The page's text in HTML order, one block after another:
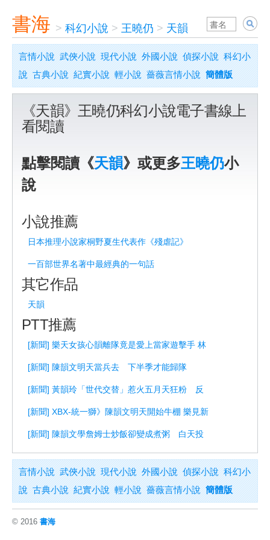
書海 > 科幻小說 > 王曉仍 > 天韻
言情小說 武俠小說 現代小說 外國小說 偵探小說 科幻小
說 古典小說 紀實小說 輕小說 薔薇言情小說 簡體版
《天韻》王曉仍科幻小說電子書線上
看閱讀
點擊閱讀《天韻》或更多王曉仍小
說
小說推薦
日本推理小說家桐野夏生代表作《殘虐記》
一百部世界名著中最經典的一句話
其它作品
天韻
PTT推薦
[新聞] 樂天女孩心韻離隊竟是愛上當家遊擊手 林
[新聞] 陳韻文明天當兵去 下半季才能歸隊
[新聞] 黃韻玲「世代交替」惹火五月天狂粉 反
[新聞] XBX-統一獅》陳韻文明天開始牛棚 樂見新
[新聞] 陳韻文學詹姆士炒飯卻變成煮粥 白天投
言情小說 武俠小說 現代小說 外國小說 偵探小說 科幻小
說 古典小說 紀實小說 輕小說 薔薇言情小說 簡體版
© 2016 書海